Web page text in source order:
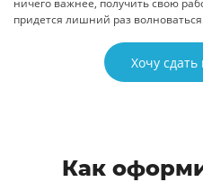
ничего важнее, получить свою
придется лишний раз
Хочу
Как